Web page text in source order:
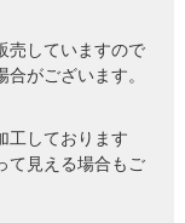
売していますので
がございます。
工しております
て見える場合もご